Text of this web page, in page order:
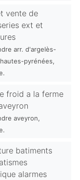
vente de
ext et
arr. d'argelès-
pyrénées,
froid a la ferme
aveyron,
batiments
alarmes